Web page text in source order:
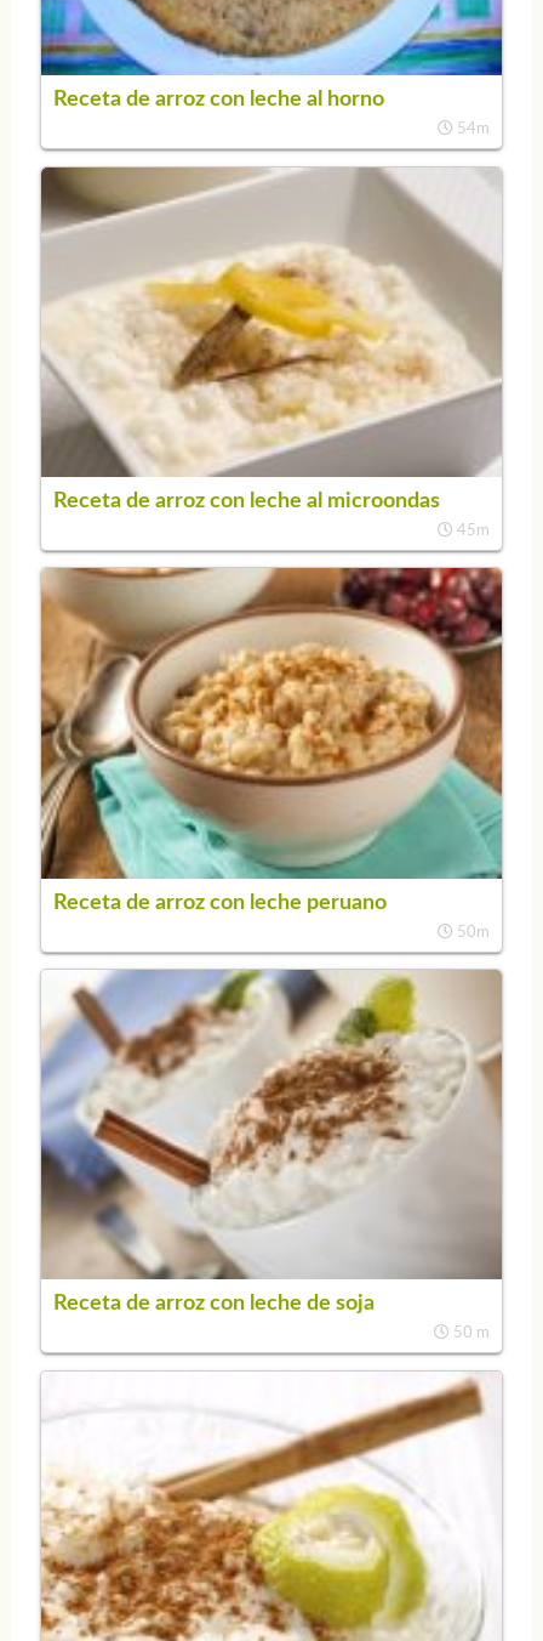
Receta de arroz con leche al horno
54m
Receta de arroz con leche al microondas
45m
Receta de arroz con leche peruano
50m
Receta de arroz con leche de soja
50 m